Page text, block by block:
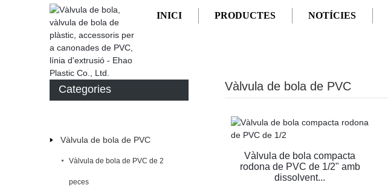
INICI PRODUCTES NOTÍCIES
INICI PRODUCTES
Categories
Vàlvula de bola de PVC
Vàlvula de bola de PVC de 2
peces
Vàlvula de bola de PVC
Vàlvula de bola compacta
rodona de PVC de 1/2" amb
dissolvent...